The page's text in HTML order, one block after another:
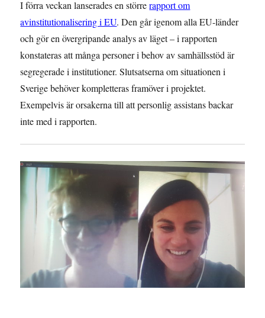
I förra veckan lanserades en störrerapport om
avinstitutionalisering i EU. Den går igenom alla EU-länder
och gör en övergripande analys av läget – i rapporten
konstateras att många personer i behov av samhällsstöd är
segregerade i institutioner. Slutsatserna om situationen i
Sverige behöver kompletteras framöver i projektet.
Exempelvis är orsakerna till att personlig assistans backar
inte med i rapporten.